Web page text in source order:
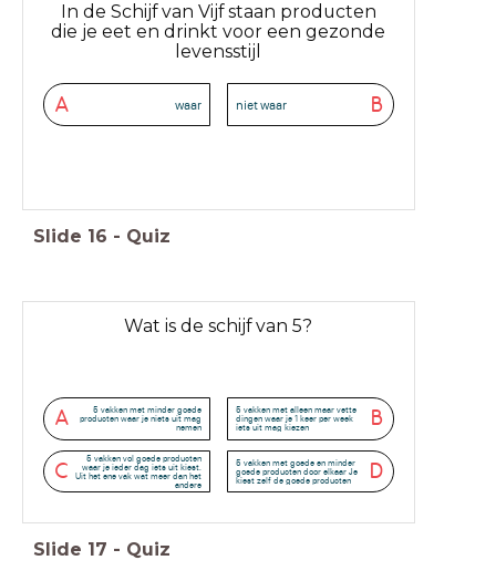
In de Schijf van Vijf staan producten
die je eet en drinkt voor een gezonde
levensstijl
A waar B
niet waar
Slide 16 - Quiz
Wat is de schijf van 5?
A
5 vakken met minder goede
producten waar je niets uit mag
nemen
B
5 vakken met alleen maar vette
dingen waar je 1 keer per week
iets uit mag kiezen
C
5 vakken vol goede producten
waar je ieder dag iets uit kiest.
Uit het ene vak wat meer dan het
andere
D
5 vakken met goede en minder
goede producten door elkaar Je
kiest zelf de goede producten
Slide 17 - Quiz